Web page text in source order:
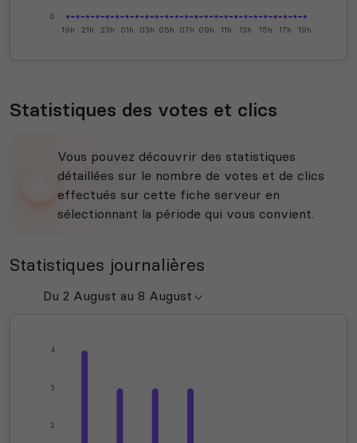
0
19h 21h 23h 01h 03h 05h 07h 09h 11h 13h 15h 17h 19h
Statistiques des votes et clics
Vous pouvez découvrir des statistiques
détaillées sur le nombre de votes et de clics
effectués sur cette fiche serveur en
sélectionnant la période qui vous convient.
Statistiques journalières
2
3
4